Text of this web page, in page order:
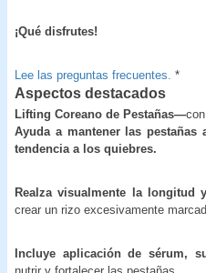
¡Qué disfrutes!
Lee las preguntas frecuentes. *
Aspectos destacados
Lifting Coreano de Pestañas—
Ayuda a mantener las pestañas
tendencia a los quiebres.
Realza visualmente la
crear un rizo excesivamente
Incluye aplicación de sérum,